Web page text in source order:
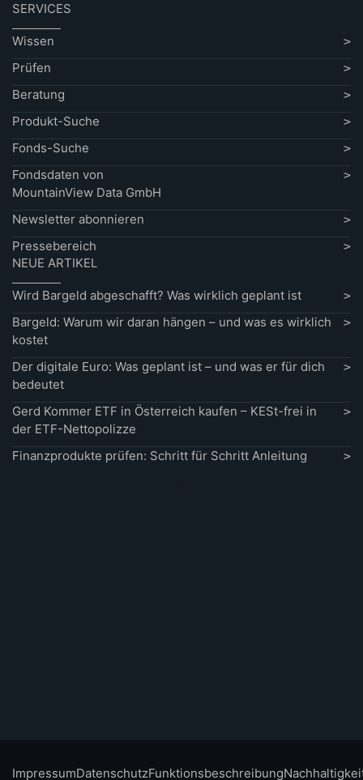
SERVICES
Wissen
Prüfen
Beratung
Produkt-Suche
Fonds-Suche
Fondsdaten von
MountainView Data GmbH
Newsletter abonnieren
Pressebereich
NEUE ARTIKEL
Wird Bargeld abgeschafft? Was wirklich geplant ist
Bargeld: Warum wir daran hängen – und was es wirklich
kostet
Der digitale Euro: Was geplant ist – und was er für dich
bedeutet
Gerd Kommer ETF in Österreich kaufen – KESt-frei in
der ETF-Nettopolizze
Finanzprodukte prüfen: Schritt für Schritt Anleitung
ImpressumDatenschutzFunktionsbeschreibung